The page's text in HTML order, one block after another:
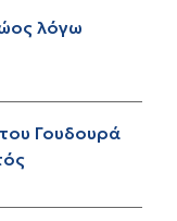
λόγω
Γουδουρά